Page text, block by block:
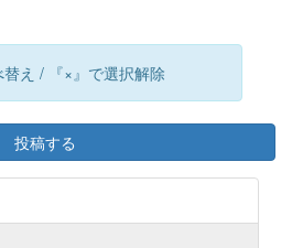
え / 『×』で選択解除
投稿する